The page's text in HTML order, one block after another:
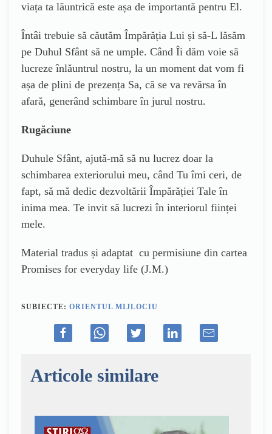
viața ta lăuntrică este așa de importantă pentru El.
Întâi trebuie să căutăm Împărăția Lui și să-L lăsăm
pe Duhul Sfânt să ne umple. Când Îi dăm voie să
lucreze înlăuntrul nostru, la un moment dat vom fi
așa de plini de prezența Sa, că se va revărsa în
afară, generând schimbare în jurul nostru.
Rugăciune
Duhule Sfânt, ajută-mă să nu lucrez doar la
schimbarea exteriorului meu, când Tu îmi ceri, de
fapt, să mă dedic dezvoltării Împărăției Tale în
inima mea. Te invit să lucrezi în interiorul ființei
mele.
Material tradus și adaptat cu permisiune din cartea
Promises for everyday life (J.M.)
SUBIECTE: ORIENTUL MIJLOCIU
Articole similare